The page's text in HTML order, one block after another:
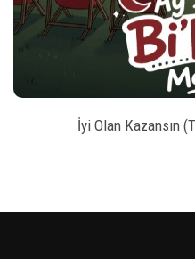
İyi Olan Kazansın